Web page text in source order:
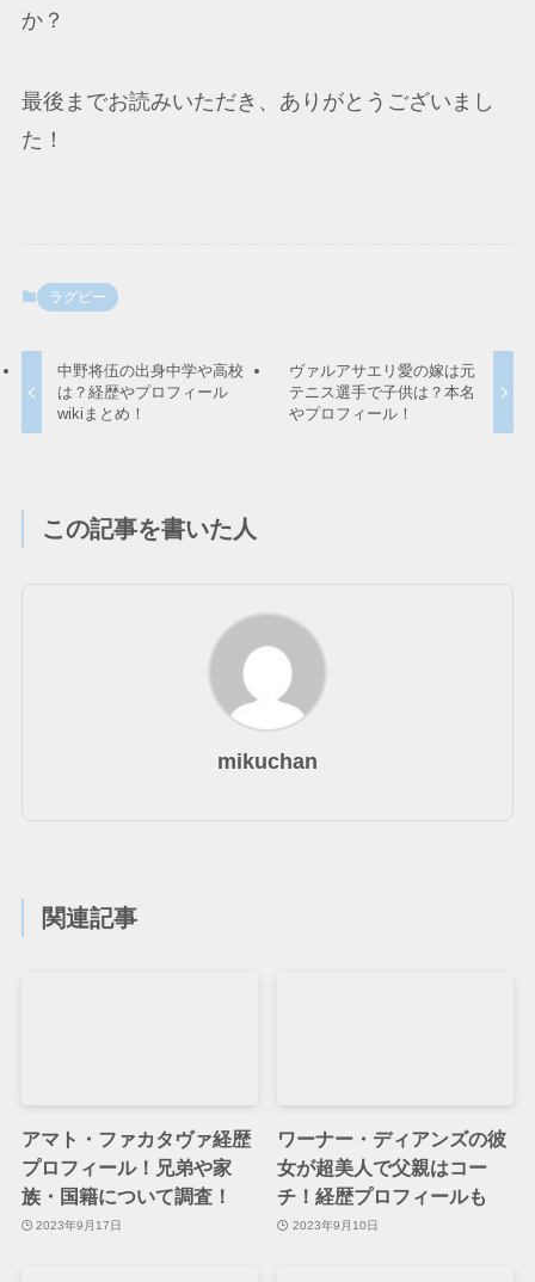
か？
最後までお読みいただき、ありがとうございまし
た！
ラグビー
中野将伍の出身中学や高校
は？経歴やプロフィール
wikiまとめ！
ヴァルアサエリ愛の嫁は元
テニス選手で子供は？本名
やプロフィール！
この記事を書いた人
mikuchan
関連記事
アマト・ファカタヴァ経歴
プロフィール！兄弟や家
族・国籍について調査！
2023年9月17日
ワーナー・ディアンズの彼
女が超美人で父親はコー
チ！経歴プロフィールも
2023年9月10日